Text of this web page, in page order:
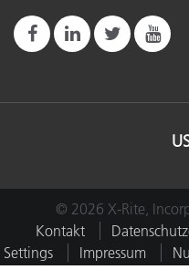
© 2026 X-Rite,
Kontakt
Settings
Impressum